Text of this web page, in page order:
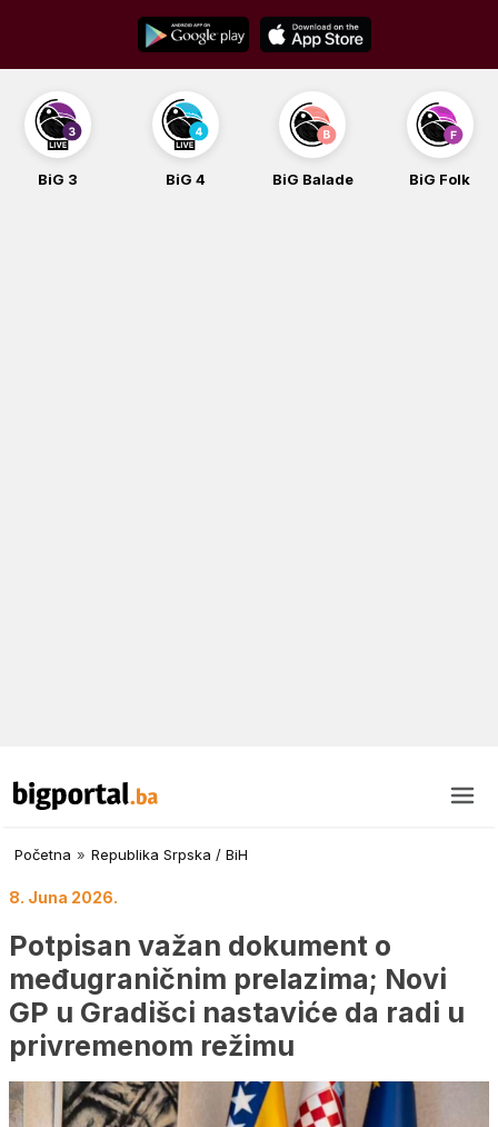
content
BiG 3 BiG 4 BiG Balade BiG Folk
Početna » Republika Srpska / BiH
8. Juna 2026.
Potpisan važan dokument o
međugraničnim prelazima; Novi
GP u Gradišci nastaviće da radi u
privremenom režimu